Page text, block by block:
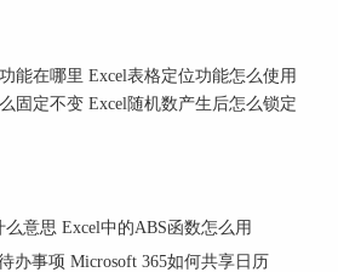
的函数中下滑鼠标选
选好后点击“确定”。
能在哪里 Excel表格定位功能怎么使用
固定不变 Excel随机数产生后怎么锁定
意思 Excel中的ABS函数怎么用
办事项 Microsoft 365如何共享日历